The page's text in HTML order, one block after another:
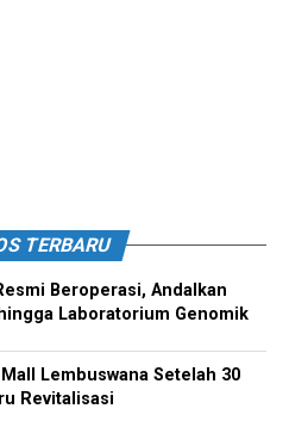
TERBARU
Beroperasi, Andalkan
Laboratorium Genomik
Lembuswana Setelah 30
Revitalisasi